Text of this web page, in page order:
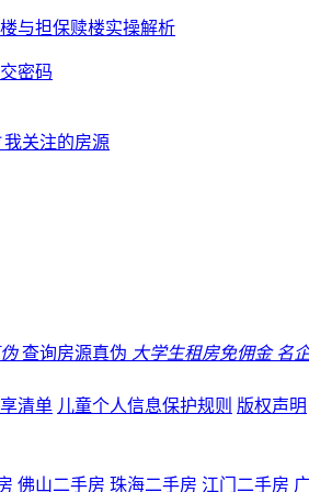
与担保赎楼实操解析
密码
我关注的房源
查询房源真伪 大学生租房免佣金 名
清单 儿童个人信息保护规则 版权声明
佛山二手房 珠海二手房 江门二手房